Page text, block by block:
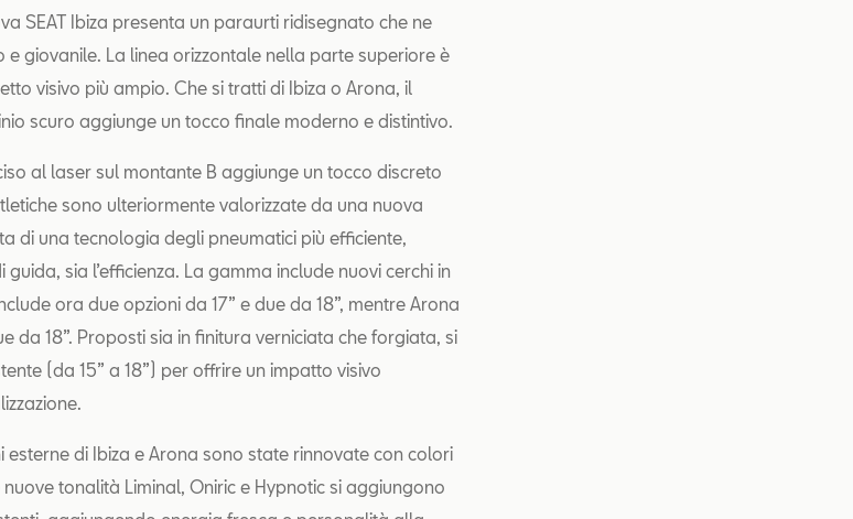
SEAT Ibiza presenta un paraurti ridisegnato che ne
giovanile. La linea orizzontale nella parte superiore è
visivo più ampio. Che si tratti di Ibiza o Arona, il
scuro aggiunge un tocco finale moderno e distintivo.
al laser sul montante B aggiunge un tocco discreto
sono ulteriormente valorizzate da una nuova
di una tecnologia degli pneumatici più efficiente,
sia l’efficienza. La gamma include nuovi cerchi in
ora due opzioni da 17” e due da 18”, mentre Arona
da 18”. Proposti sia in finitura verniciata che forgiata, si
(da 15” a 18”) per offrire un impatto visivo
di Ibiza e Arona sono state rinnovate con colori
tonalità Liminal, Oniric e Hypnotic si aggiungono